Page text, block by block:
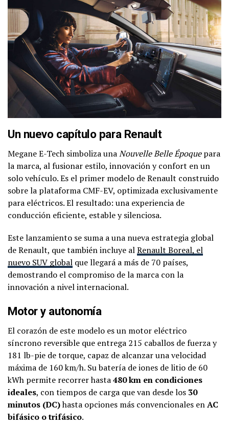
Un nuevo capítulo para Renault
Megane E-Tech simboliza unaNouvelle Belle Époquepara
la marca, al fusionar estilo, innovación y confort en un
solo vehículo. Es el primer modelo de Renault construido
sobre la plataforma CMF-EV, optimizada exclusivamente
para eléctricos. El resultado: una experiencia de
conducción eficiente, estable y silenciosa.
Este lanzamiento se suma a una nueva estrategia global
de Renault, que también incluye alRenault Boreal, el
nuevo SUV global que llegará a más de 70 países,
demostrando el compromiso de la marca con la
innovación a nivel internacional.
Motor y autonomía
El corazón de este modelo es un motor eléctrico
síncrono reversible que entrega 215 caballos de fuerza y
181 lb-pie de torque, capaz de alcanzar una velocidad
máxima de 160 km/h. Su batería de iones de litio de 60
kWh permite recorrer hasta480 km en condiciones
ideales, con tiempos de carga que van desde los 30
minutos (DC)hasta opciones más convencionales enAC
bifásico o trifásico.